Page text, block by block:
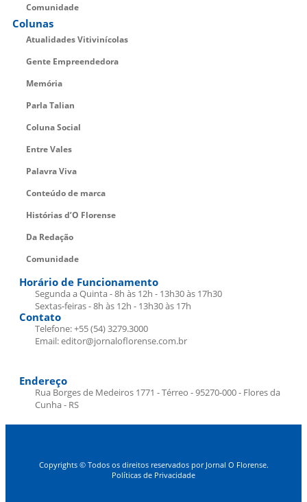
Comunidade
Colunas
Atualidades Vitivinícolas
Gente Empreendedora
Memória
Parla Talian
Coluna Social
Entre Vales
Palavra Viva
Conteúdo de marca
Histórias d’O Florense
Da Redação
Comunidade
Horário de Funcionamento
Segunda a Quinta - 8h às 12h - 13h30 às 17h30
Sextas-feiras - 8h às 12h - 13h30 às 17h
Contato
Telefone: +55 (54) 3279.3000
Email: editor@jornaloflorense.com.br
Endereço
Rua Borges de Medeiros 1771 - Térreo - 95270-000 - Flores da
Cunha - RS
Copyrights © Todos os direitos reservados por Jornal O Florense.
Políticas de Privacidade